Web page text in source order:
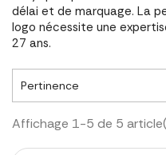
délai et de marquage. La
logo nécessite une
27 ans.
Pertinence
Affichage 1-5 de 5